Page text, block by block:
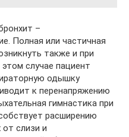
–
Полная или частичная
также и при
случае пациент
одышку
к перенапряжению
гимнастика при
расширению
от слизи и